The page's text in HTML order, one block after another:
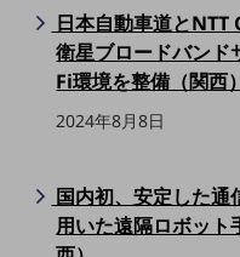
モビリティ
モバイルTOP
法人向けスマホ・携帯に関する、
日本自動車道と
衛星ブロードバン
Fi環境を整備（関西）
2024年8月8日
国内初、安定した通
用いた遠隔ロボット